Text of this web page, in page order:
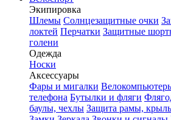
Экипировка
Шлемы Солнцезащитные очки
локтей Перчатки Защитные
голени
Одежда
Носки
Аксессуары
Фары и мигалки
телефона Бутылки и фляги
баулы, чехлы Защита рамы,